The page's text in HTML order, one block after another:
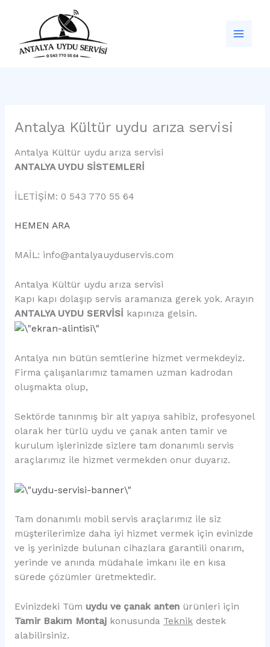
Antalya Kültür uydu arıza servisi
Antalya Kültür uydu arıza servisi
ANTALYA UYDU SİSTEMLERİ
İLETİŞİM: 0 543 770 55 64
HEMEN ARA
MAİL: info@antalyauyduservis.com
Antalya Kültür uydu arıza servisi
Kapı kapı dolaşıp servis aramanıza gerek yok. Arayın
ANTALYA UYDU SERVİSİ kapınıza gelsin.
Antalya nın bütün semtlerine hizmet vermekdeyiz.
Firma çalışanlarımız tamamen uzman kadrodan
oluşmakta olup,
Sektörde tanınmış bir alt yapıya sahibiz, profesyonel
olarak her türlü uydu ve çanak anten tamir ve
kurulum işlerinizde sizlere tam donanımlı servis
araçlarımız ile hizmet vermekden onur duyarız.
Tam donanımlı mobil servis araçlarımız ile siz
müşterilerimize daha iyi hizmet vermek için evinizde
ve iş yerinizde bulunan cihazlara garantili onarım,
yerinde ve anında müdahale imkanı ile en kısa
sürede çözümler üretmektedir.
Evinizdeki Tüm uydu ve çanak antenürünleri için
Tamir Bakım Montaj konusunda Teknikdestek
alabilirsiniz.